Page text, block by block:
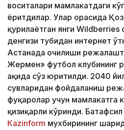
воситалари мамлакатдаги
ёритдилар. Улар орасида
қурилаётган янги
денгизи тубидан интернет
Астанада очилиши
Жермен» футбол клубининг
ҳақида сўз юритилди. 2040
сувларидан фойдаланиш
фуқаролар учун мамлакатга
қизиқарли кўринди.
Кazinform мухбирининг